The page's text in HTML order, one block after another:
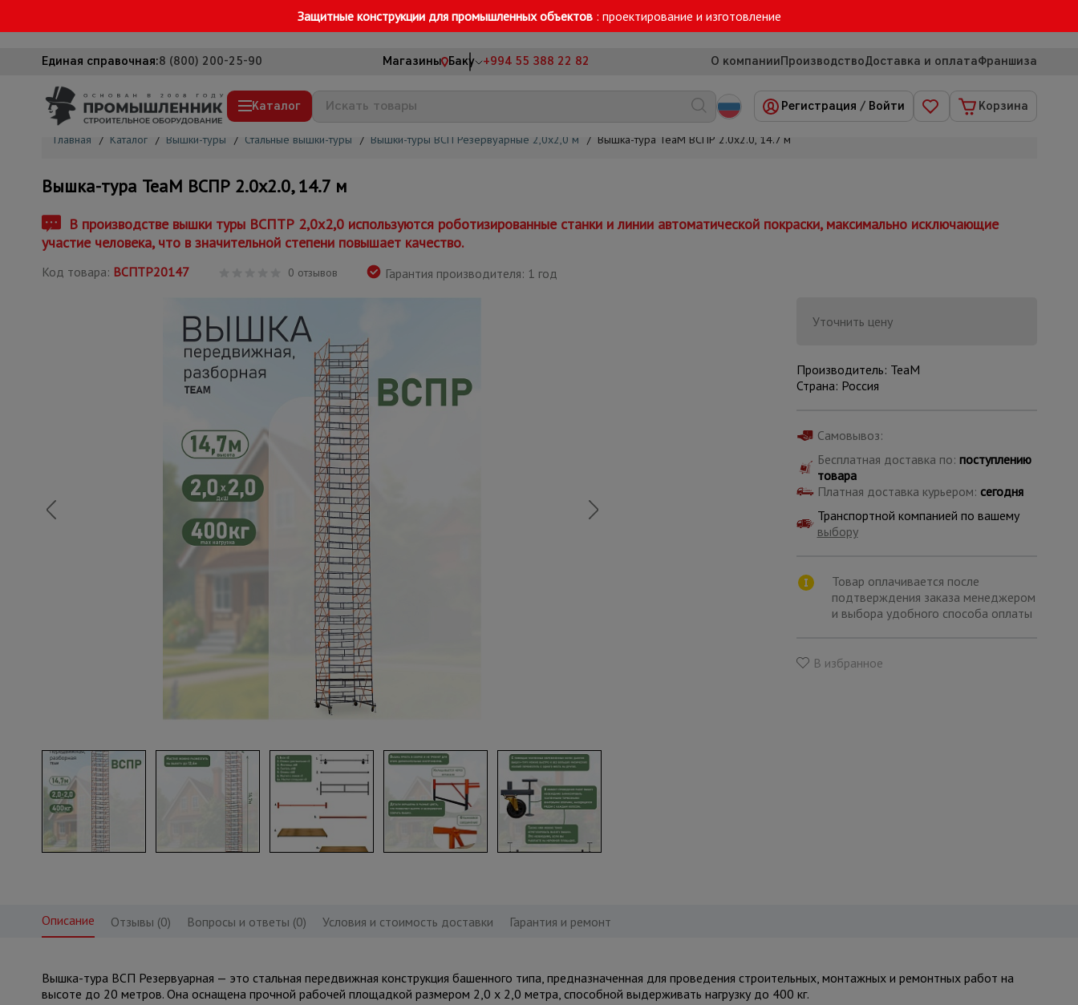
Защитные конструкции для промышленных объектов : проектирование и изготовление
Единая справочная:8 (800) 200-25-90 Магазины Баку +994 55 388 22 82 О компанииПроизводствоДоставка и оплатаФраншиза
Каталог
Вышки-туры
Подмости строительные
Сетка, тенты, брезенты
Строительные подъемники
Мусоропровод строительный
Фанера ламинированная
Опалубка
Вибротехника для строительства
Оборудование для работы с арматурой
Оборудование для бетонных работ
Техника для склада
Тачки строительные и садовые
Лестницы и стремянки
Сварочные аппараты
Металл и металлообработка
Регистрация / Войти Корзина
Главная / Каталог / Вышки-туры / Стальные вышки-туры / Вышки-туры ВСП Резервуарные 2,0х2,0 м / Вышка-тура TeaM ВСПР 2.0х2.0, 14.7 м
Вышка-тура TeaM ВСПР 2.0х2.0, 14.7 м
В производстве вышки туры ВСПТР 2,0x2,0 используются роботизированные станки и линии автоматической покраски, максимально исключающие
участие человека, что в значительной степени повышает качество.
Код товара: ВСПТР20147 0 отзывов Гарантия производителя: 1 год
Уточнить цену
Производитель: TeaM
Страна: Россия
Самовывоз:
Бесплатная доставка по: поступлению
товара
Платная доставка курьером: сегодня
Транспортной компанией по вашему
выбору
Товар оплачивается после
подтверждения заказа менеджером
и выбора удобного способа оплаты
В избранное
Описание Отзывы (0) Вопросы и ответы (0) Условия и стоимость доставки Гарантия и ремонт
Вышка-тура ВСП Резервуарная — это стальная передвижная конструкция башенного типа, предназначенная для проведения строительных, монтажных и ремонтных работ на
высоте до 20 метров. Она оснащена прочной рабочей площадкой размером 2,0 х 2,0 метра, способной выдерживать нагрузку до 400 кг.